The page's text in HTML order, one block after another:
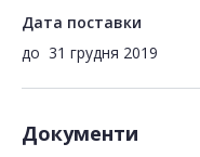
Дата поставки
до 31 грудня 2019
Документи